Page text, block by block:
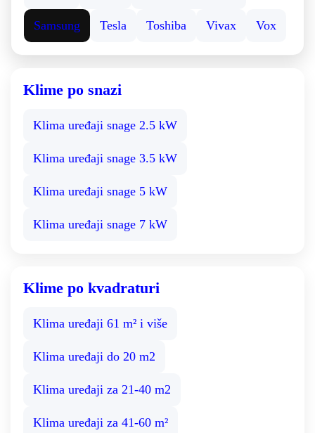
Samsung Tesla Toshiba Vivax Vox
Klime po snazi
Klima uređaji snage 2.5 kW
Klima uređaji snage 3.5 kW
Klima uređaji snage 5 kW
Klima uređaji snage 7 kW
Klime po kvadraturi
Klima uređaji 61 m² i više
Klima uređaji do 20 m2
Klima uređaji za 21-40 m2
Klima uređaji za 41-60 m²